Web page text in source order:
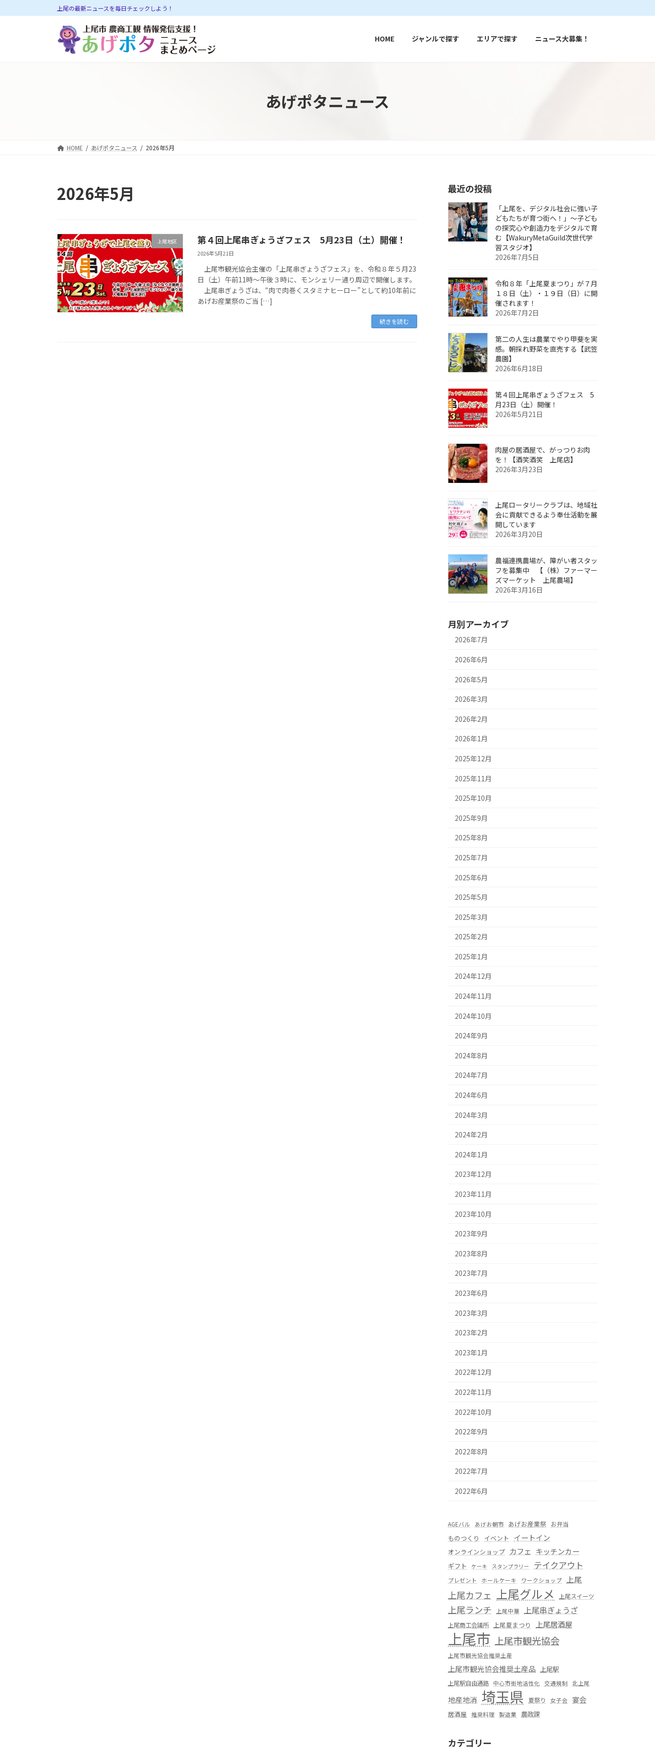
ン
ビ
上尾の最新ニュースを毎日チェックしよう！
HOME ジャンルで探す エリアで探す ニュース大募集！
あげポタニュース
HOME あげポタニュース 2026年5月
2026年5月
上尾地区 第４回上尾串ぎょうざフェス 5月23日（土）開催！
2026年5月21日
上尾市観光協会主催の「上尾串ぎょうざフェス」を、令和８年５月23
日（土）午前11時～午後３時に、モンシェリー通り周辺で開催します。
上尾串ぎょうざは、“肉で肉巻くスタミナヒーロー”として約10年前に
あげお産業祭のご当 […]
続きを読む
最近の投稿
「上尾を、デジタル社会に強い子
どもたちが育つ街へ！」〜子ども
の探究心や創造力をデジタルで育
む【WakuryMetaGuild次世代学
習スタジオ】
2026年7月5日
令和８年「上尾夏まつり」が７月
１８日（土）・１９日（日）に開
催されます！
2026年7月2日
第二の人生は農業でやり甲斐を実
感。朝採れ野菜を直売する【武笠
農園】
2026年6月18日
第４回上尾串ぎょうざフェス 5
月23日（土）開催！
2026年5月21日
肉屋の居酒屋で、がっつりお肉
を！【酒笑酒笑 上尾店】
2026年3月23日
上尾ロータリークラブは、地域社
会に貢献できるよう奉仕活動を展
開しています
2026年3月20日
農福連携農場が、障がい者スタッ
フを募集中 【（株）ファーマー
ズマーケット 上尾農場】
2026年3月16日
月別アーカイブ
2026年7月
2026年6月
2026年5月
2026年3月
2026年2月
2026年1月
2025年12月
2025年11月
2025年10月
2025年9月
2025年8月
2025年7月
2025年6月
2025年5月
2025年3月
2025年2月
2025年1月
2024年12月
2024年11月
2024年10月
2024年9月
2024年8月
2024年7月
2024年6月
2024年3月
2024年2月
2024年1月
2023年12月
2023年11月
2023年10月
2023年9月
2023年8月
2023年7月
2023年6月
2023年3月
2023年2月
2023年1月
2022年12月
2022年11月
2022年10月
2022年9月
2022年8月
2022年7月
2022年6月
AGEバル あげお朝市 あげお産業祭 お弁当
ものつくり イベント イートイン
オンラインショップ カフェ キッチンカー
ギフト ケーキ スタンプラリー テイクアウト
プレゼント ホールケーキ ワークショップ 上尾
上尾カフェ 上尾グルメ 上尾スイーツ
上尾ランチ 上尾中華 上尾串ぎょうざ
上尾商工会議所 上尾夏まつり 上尾居酒屋
上尾市 上尾市観光協会
上尾市観光協会推奨土産
上尾市観光協会推奨土産品 上尾駅
上尾駅自由通路 中心市街地活性化 交通規制 北上尾
地産地消 埼玉県 夏祭り 女子会 宴会
居酒屋 推奨料理 製造業 農政課
カテゴリー